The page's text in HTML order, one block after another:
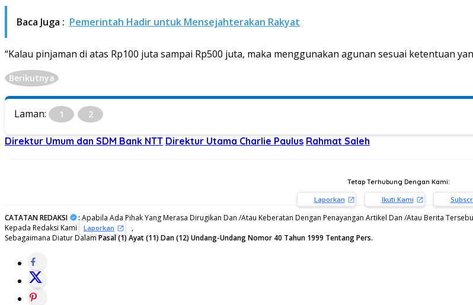
Baca Juga : Pemerintah Hadir untuk Mensejahterakan Rakyat
“Kalau pinjaman di atas Rp100 juta sampai Rp500 juta, maka menggunakan agunan sesuai ketentuan
Berikutnya
Laman: 1 2
Direktur Umum dan SDM Bank NTT Direktur Utama Charlie Paulus Rahmat Saleh
Tetap Terhubung Dengan Kami:
Laporkan Ikuti Kami
CATATAN REDAKSI : Apabila Ada Pihak Yang Merasa Dirugikan Dan /Atau Keberatan Dengan Penayangan Artikel Dan /Atau Berita
Kepada Redaksi Kami
Laporkan
,
Sebagaimana Diatur DalamPasal (1) Ayat (11) Dan (12) Undang-Undang Nomor 40 Tahun 1999 Tentang Pers.